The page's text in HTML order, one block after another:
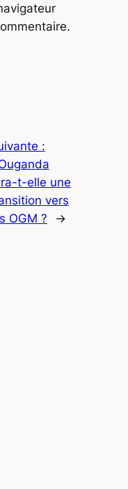
:
t-elle une
vers
OGM ?
→